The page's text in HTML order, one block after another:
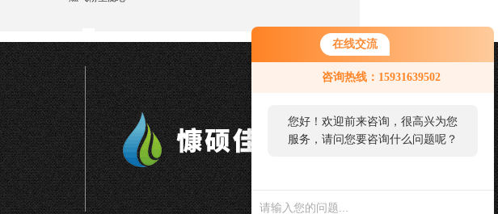
在线交流
咨询热线：15931639502
您好！欢迎前来咨询，很高兴为您
服务，请问您要咨询什么问题呢？